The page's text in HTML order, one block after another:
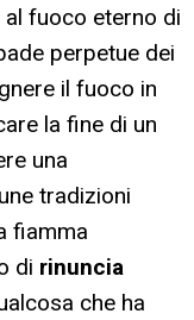
al fuoco eterno di
perpetue dei
il fuoco in
la fine di un
una
tradizioni
fiamma
di rinuncia
che ha